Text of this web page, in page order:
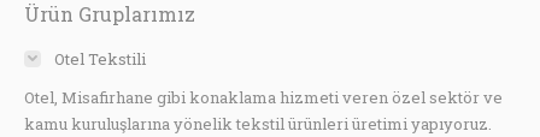
Ürün Gruplarımız
Otel Tekstili
Otel, Misafirhane gibi konaklama hizmeti veren özel sektör ve
kamu kuruluşlarına yönelik tekstil ürünleri üretimi yapıyoruz.